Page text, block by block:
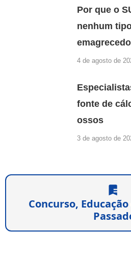
Por que o
nenhum
4 de agosto de
fonte de
ossos
3 de agosto de
Concurso,